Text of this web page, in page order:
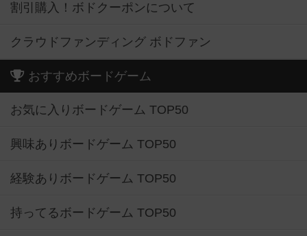
割引購入！ボドクーポンについて
クラウドファンディング ボドファン
おすすめボードゲーム
お気に入りボードゲーム TOP50
興味ありボードゲーム TOP50
経験ありボードゲーム TOP50
持ってるボードゲーム TOP50